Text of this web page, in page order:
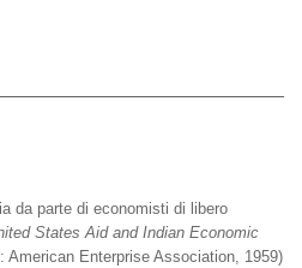
da parte di economisti di libero
States Aid and Indian Economic
American Enterprise Association, 1959)